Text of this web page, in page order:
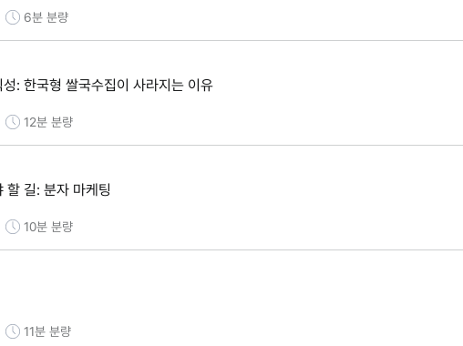
6분 분량
: 한국형 쌀국수집이 사라지는 이유
12분 분량
할 길: 분자 마케팅
10분 분량
11분 분량